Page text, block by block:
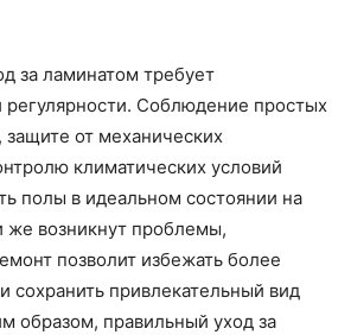
за ламинатом требует
регулярности. Соблюдение простых
защите от механических
климатических условий
полы в идеальном состоянии на
же возникнут проблемы,
позволит избежать более
сохранить привлекательный вид
образом, правильный уход за